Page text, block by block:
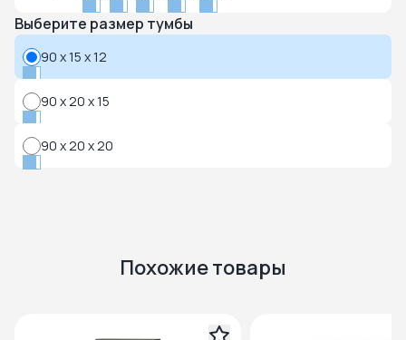
Выберите размер тумбы
90 x 15 x 12
90 x 20 x 15
90 x 20 x 20
Похожие товары